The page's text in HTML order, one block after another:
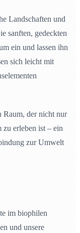
Landschaften und
sanften, gedeckten
ein und lassen ihn
sich leicht mit
Raum, der nicht nur
zu erleben ist – ein
zur Umwelt
im biophilen
und unsere